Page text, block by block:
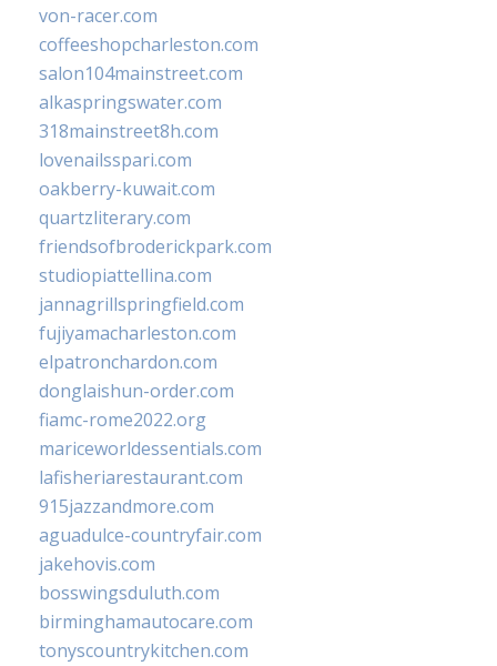
von-racer.com
coffeeshopcharleston.com
salon104mainstreet.com
alkaspringswater.com
318mainstreet8h.com
lovenailsspari.com
oakberry-kuwait.com
quartzliterary.com
friendsofbroderickpark.com
studiopiattellina.com
jannagrillspringfield.com
fujiyamacharleston.com
elpatronchardon.com
donglaishun-order.com
fiamc-rome2022.org
mariceworldessentials.com
lafisheriarestaurant.com
915jazzandmore.com
aguadulce-countryfair.com
jakehovis.com
bosswingsduluth.com
birminghamautocare.com
tonyscountrykitchen.com